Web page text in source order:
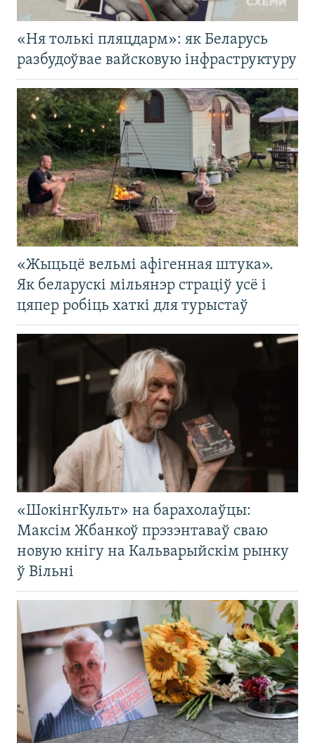
«Ня толькі пляцдарм»: як Беларусь
разбудоўвае вайсковую інфраструктуру
«Жыцьцё вельмі афігенная штука».
Як беларускі мільянэр страціў усё і
цяпер робіць хаткі для турыстаў
«ШокінгКульт» на барахолаўцы:
Максім Жбанкоў прэзэнтаваў сваю
новую кнігу на Кальварыйскім рынку
ў Вільні